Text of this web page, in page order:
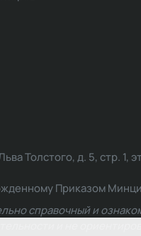
Толстого, д. 5, стр. 1,
Приказом
справочный и